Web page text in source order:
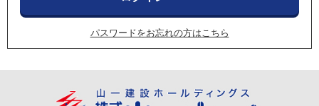
パスワードをお忘れの方はこちら